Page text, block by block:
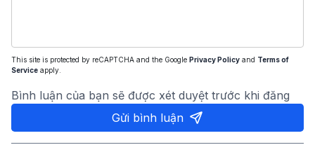
This site is protected by reCAPTCHA and the Google Privacy Policy and Terms of
Service apply.
Bình luận của bạn sẽ được xét duyệt trước khi đăng
Gửi bình luận